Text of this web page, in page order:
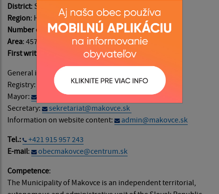
District: Stropkov
Region: Horná Oľka
Number of inhabitants : 142
Area: 457 ha
First written records
: in the year 1408
General information:
Registry:
podatelna@makovce.sk
Mayor:
starosta@makovce.sk
Secretary:
sekretariat@makovce.sk
Information on website content:
admin@makovce.sk
Tel.:
+421 915 957 243
E-mail:
obecmakovce@centrum.sk
Competence:
The Municipality of Makovce is an independent territorial,